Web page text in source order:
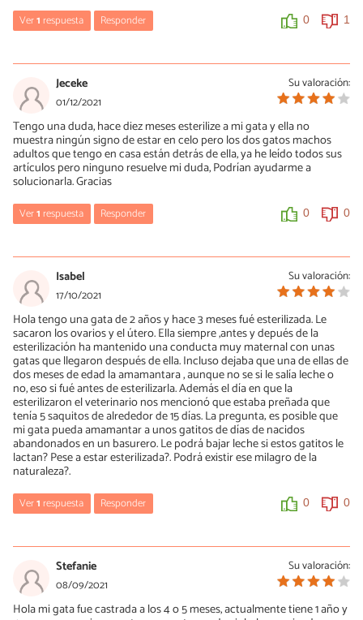
Ver1respuesta Responder 0 1
09/12/2021
Hola, está explicado en el artículo. Un saludo.
0
Su valoración:
Jeceke
01/12/2021
Tengo una duda, hace diez meses esterilize a mi gata y ella no
muestra ningún signo de estar en celo pero los dos gatos machos
adultos que tengo en casa están detrás de ella, ya he leído todos sus
artículos pero ninguno resuelve mi duda, Podrían ayudarme a
solucionarla. Gracias
Ver1respuesta Responder 0 0
02/12/2021
Hola, así a priori o no está bien castrada o los machos no la
persiguen con intenciones reproductivas. Un saludo.
0
Su valoración:
Isabel
17/10/2021
Hola tengo una gata de 2 años y hace 3 meses fué esterilizada. Le
sacaron los ovarios y el útero. Ella siempre ,antes y depués de la
esterilización ha mantenido una conducta muy maternal con unas
gatas que llegaron después de ella. Incluso dejaba que una de ellas de
dos meses de edad la amamantara , aunque no se si le salía leche o
no, eso si fué antes de esterilizarla. Además el día en que la
esterilizaron el veterinario nos mencionó que estaba preñada que
tenía 5 saquitos de alrededor de 15 días. La pregunta; es posible que
mi gata pueda amamantar a unos gatitos de días de nacidos
abandonados en un basurero. Le podrá bajar leche si estos gatitos le
lactan? Pese a estar esterilizada?. Podrá existir ese milagro de la
naturaleza?.
Ver1respuesta Responder 0 0
17/10/2021
Hola, es un tema hormonal. Puede dejar que mamen gatitos, pero
eso no implica que salga leche. De todas formas, el problema de
juntar gatos es que, sin testar, pueden contagiarse de
Su valoración:
Stefanie
08/09/2021
Hola mi gata fue castrada a los 4 o 5 meses, actualmente tiene 1 año y